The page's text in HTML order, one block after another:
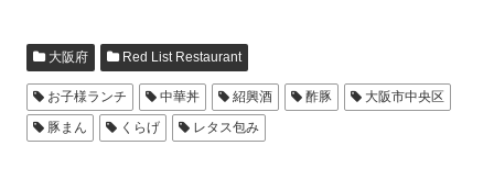
大阪府 Red List Restaurant
お子様ランチ 中華丼 紹興酒 酢豚
大阪市中央区
豚まん
くらげ レタス包み